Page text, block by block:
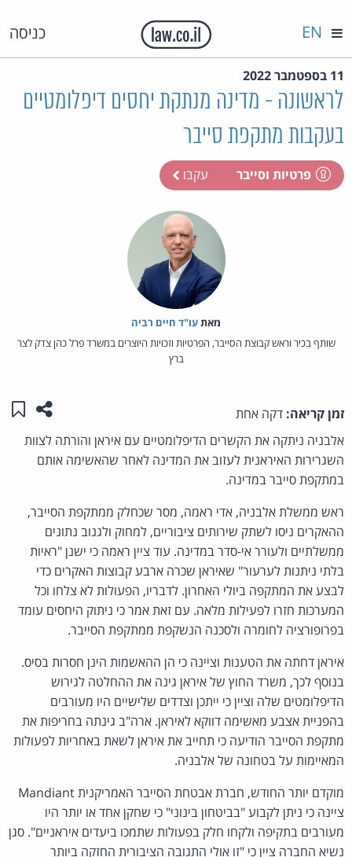
כניסה EN
11 בספטמבר 2022
לראשונה - מדינה מנתקת יחסים דיפלומטיים
בעקבות מתקפת סייבר
פרטיות וסייבר עקבו
מאת‏עו"ד חיים רביה
שותף בכיר וראש קבוצת הסייבר, הפרטיות וזכויות היוצרים במשרד פרל כהן צדק לצר
ברץ
זמן קריאה: דקה אחת שתפו
אלבניה ניתקה את הקשרים הדיפלומטיים עם איראן והורתה לצוות
השגרירות האיראנית לעזוב את המדינה לאחר שהאשימה אותם
במתקפת סייבר במדינה.
ראש ממשלת אלבניה, אדי ראמה, מסר שכחלק ממתקפת הסייבר,
ההאקרים ניסו לשתק שירותים ציבוריים, למחוק ולגנוב נתונים
ממשלתיים ולעורר אי-סדר במדינה. עוד ציין ראמה כי ישנן "ראיות
בלתי ניתנות לערעור" שאיראן שכרה ארבע קבוצות האקרים כדי
לבצע את המתקפה ביולי האחרון. לדבריו, הפעולות לא צלחו וכל
המערכות חזרו לפעילות מלאה. עם זאת אמר כי ניתוק היחסים עומד
בפרופורציה לחומרה ולסכנה הנשקפת ממתקפת הסייבר.
איראן דחתה את הטענות וציינה כי הן ההאשמות הינן חסרות בסיס.
בנוסף לכך, משרד החוץ של איראן גינה את ההחלטה לגירוש
הדיפלומטים שלה וציין כי ייתכן וצדדים שלישיים היו מעורבים
בהפניית אצבע מאשימה דווקא לאיראן. ארה"ב גינתה בחריפות את
מתקפת הסייבר הודיעה כי תחייב את איראן לשאת באחריות לפעולות
המאיימות על בטחונה של אלבניה.
מוקדם יותר החודש, חברת אבטחת הסייבר האמריקנית Mandiant
ציינה כי ניתן לקבוע "בביטחון בינוני" כי שחקן אחד או יותר היו
מעורבים בתקיפה ולקחו חלק בפעולות שתמכו ביעדים איראניים". סגן
נשיא החברה ציין כי "זו אולי התגובה הציבורית החזקה ביותר